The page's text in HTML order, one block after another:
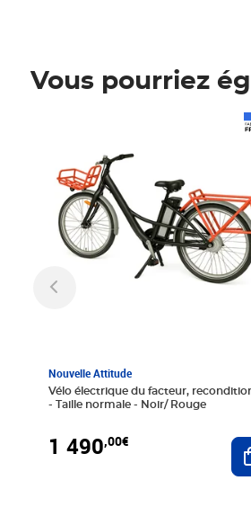
Vous pourriez
Nouvelle Attitude
Vélo électrique du facteur,
- Taille normale - Noir/ Rouge
1 490,00€